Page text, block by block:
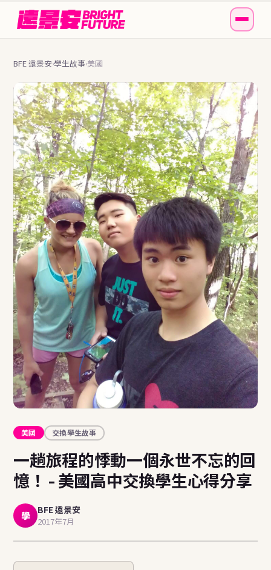
BFE 遠景安›學生故事›美國
美國 交換學生故事
一趟旅程的悸動一個永世不忘的回
憶！ - 美國高中交換學生心得分享
學 BFE 遠景安
2017年7月